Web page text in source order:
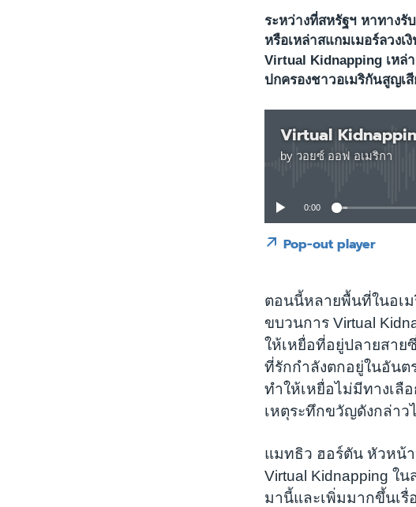
ระหว่างที่สหรัฐฯ หาทาง
หรือเหล่าสแกมเมอร์ลวง
Virtual Kidnapping เหล่
ปกครองชาวอเมริกันสูญเ
Virtual
by วอยซ์ ออฟ อเมริกา
0:00
Pop-out player
ตอนนี้หลายพื้นที่ในอเม
ขบวนการ Virtual
ให้เหยื่อที่อยู่ปลายสาย
ที่รักกำลังตกอยู่ในอันต
ทำให้เหยื่อไม่มีทางเลื
เหตุระทึกขวัญดังกล่าว
แมทธิว ฮอร์ตัน หัวหน้
Virtual Kidnapping ใ
มานี้และเพิ่มมากขึ้นเรื่